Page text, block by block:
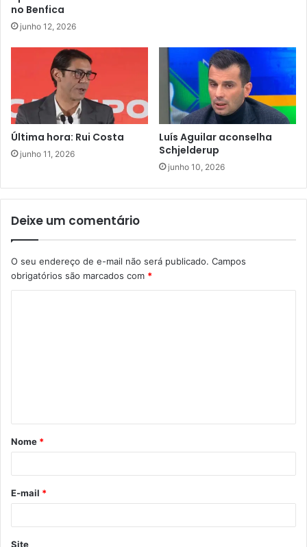
no Benfica
junho 12, 2026
Última hora: Rui Costa
junho 11, 2026
Luís Aguilar aconselha
Schjelderup
junho 10, 2026
Deixe um comentário
O seu endereço de e-mail não será publicado. Campos
obrigatórios são marcados com *
á
r
*
Nome *
E-mail *
Site